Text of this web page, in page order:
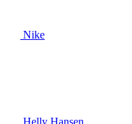
Nike
Helly Hansen